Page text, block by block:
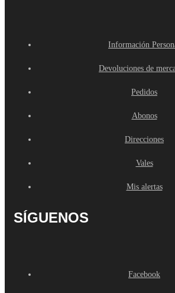
Información
Devoluciones de
Pedidos
Abonos
Direcciones
Vales
Mis alertas
SÍGUENOS
Facebook